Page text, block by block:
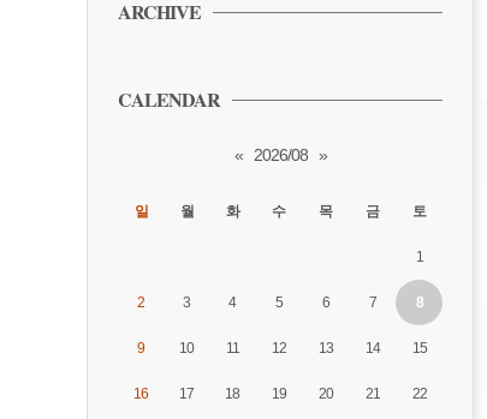
ARCHIVE
CALENDAR
« 2026/08 »
일 월 화 수 목 금 토
1
2 3 4 5 6 7 8
9 10 11 12 13 14 15
16 17 18 19 20 21 22